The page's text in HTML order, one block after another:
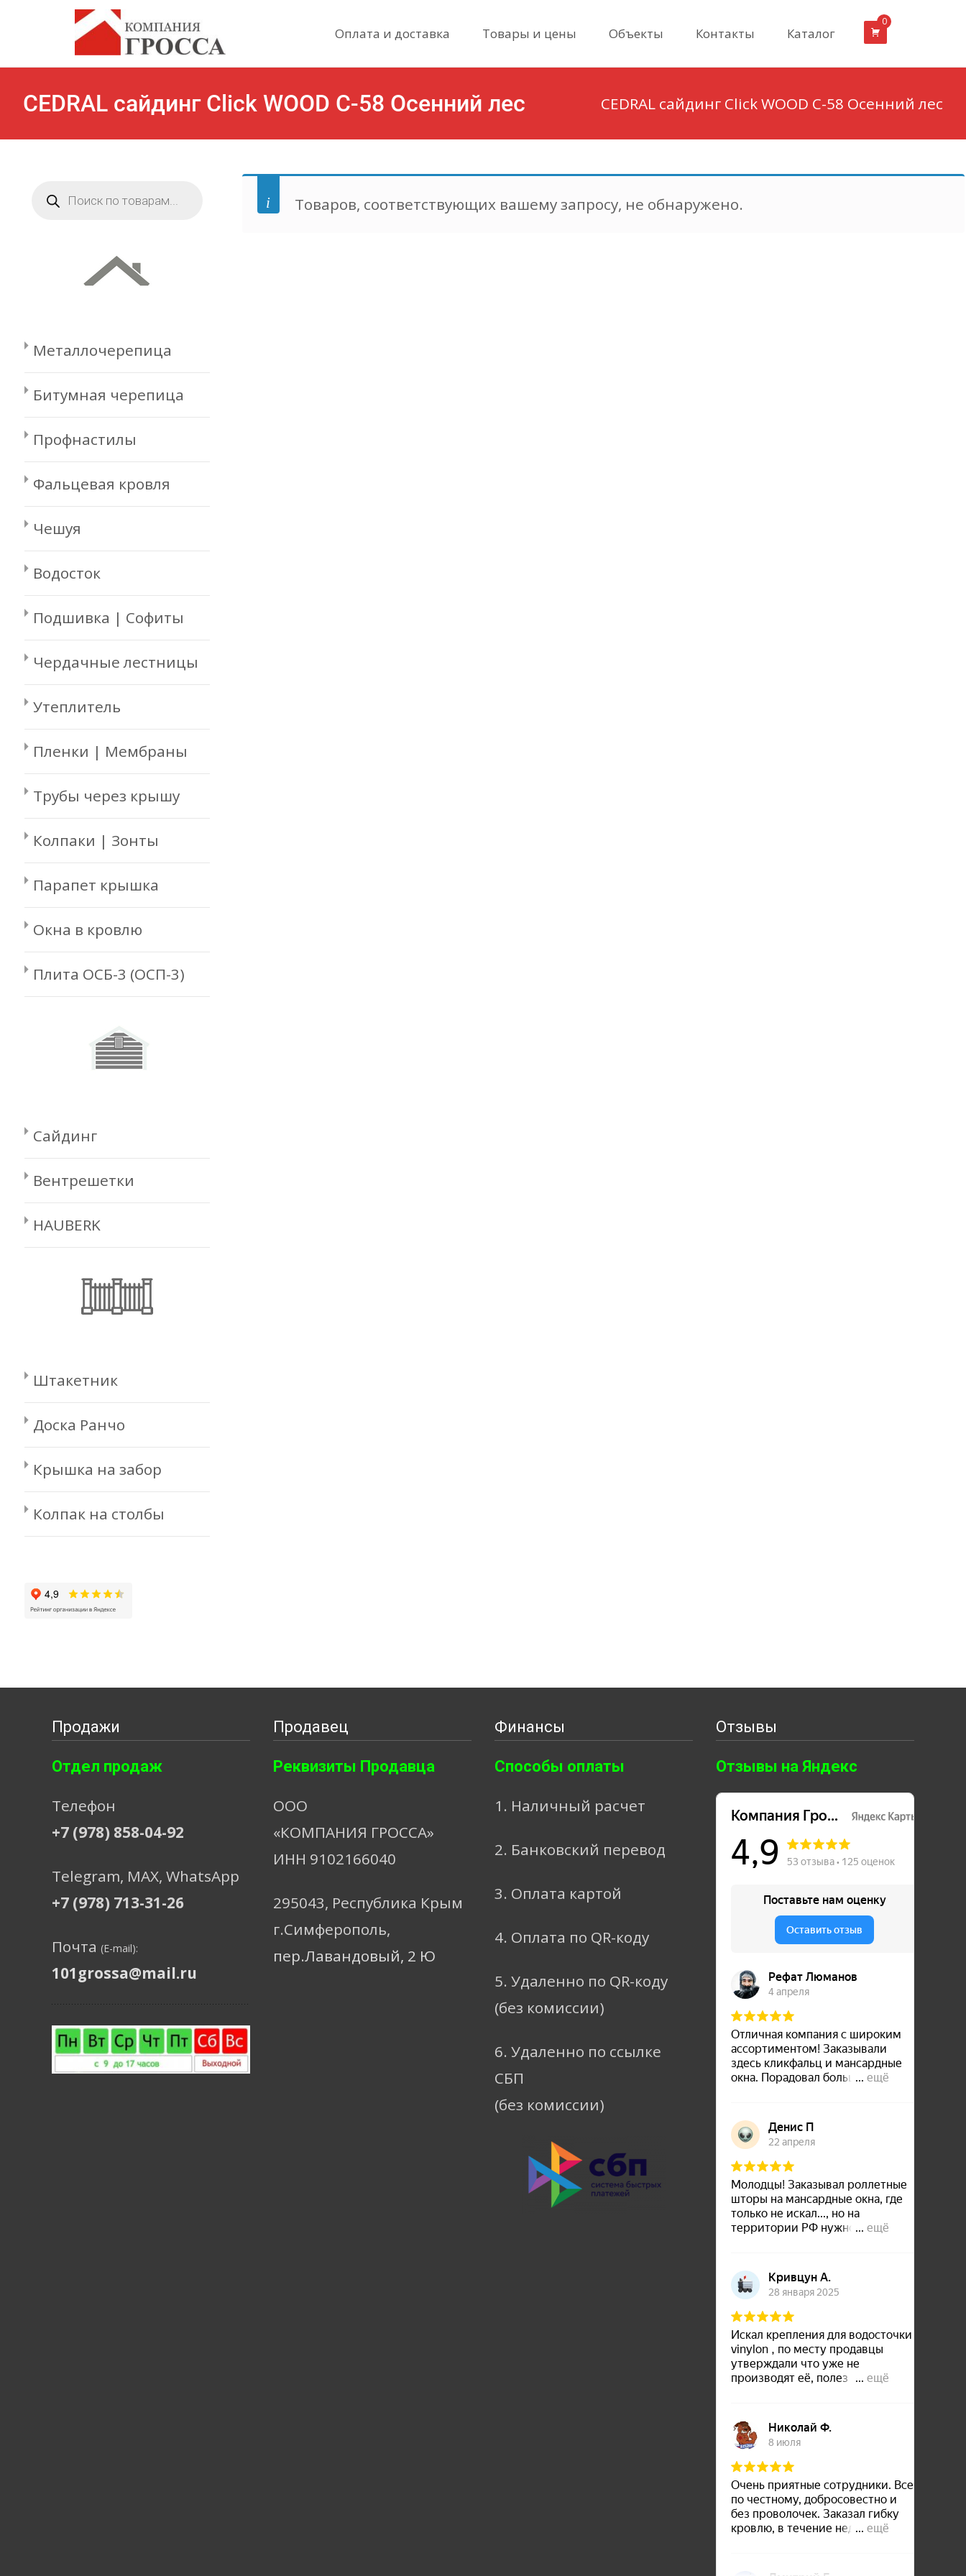
content
Оплата и доставка Товары и цены Объекты Контакты Каталог
0
CEDRAL сайдинг Click WOOD С-58 Осенний лес CEDRAL сайдинг Click WOOD С-58 Осенний лес
Товаров, соответствующих вашему запросу, не обнаружено.
товаров
Металлочерепица
Битумная черепица
Профнастилы
Фальцевая кровля
Чешуя
Водосток
Подшивка | Софиты
Чердачные лестницы
Утеплитель
Пленки | Мембраны
Трубы через крышу
Колпаки | Зонты
Парапет крышка
Окна в кровлю
Плита ОСБ-3 (ОСП-3)
Сайдинг
Вентрешетки
HAUBERK
Штакетник
Доска Ранчо
Крышка на забор
Колпак на столбы
Продажи
Отдел продаж
Телефон
+7 (978) 858-04-92
Telegram, МАХ, WhatsApp
+7 (978) 713-31-26
Почта (E-mail):
101grossa@mail.ru
Продавец
Реквизиты Продавца
ООО
«КОМПАНИЯ ГРОССА»
ИНН 9102166040
295043, Республика Крым
г.Симферополь,
пер.Лавандовый, 2 Ю
Финансы
Способы оплаты
1. Наличный расчет
2. Банковский перевод
3. Оплата картой
4. Оплата по QR-коду
5. Удаленно по QR-коду
(без комиссии)
6. Удаленно по ссылке
СБП
(без комиссии)
Отзывы
Отзывы на Яндекс